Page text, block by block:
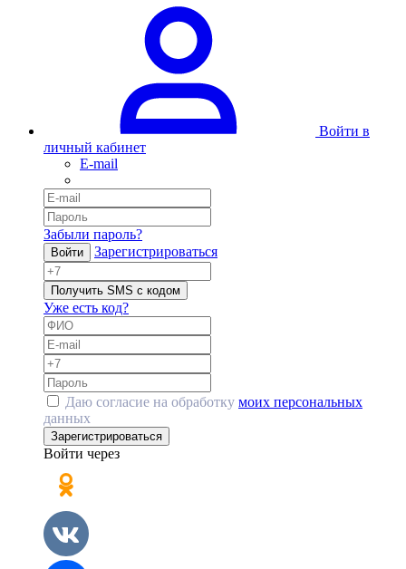
Войти в
личный кабинет
E-mail
Забыли пароль?
Войти Зарегистрироваться
Получить SMS с кодом
Уже есть код?
Даю согласие на обработку моих персональных
данных
Зарегистрироваться
Войти через